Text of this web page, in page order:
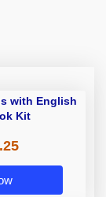
with English
Kit